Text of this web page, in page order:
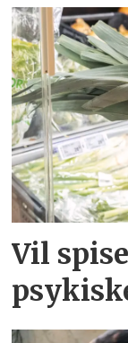
Vil